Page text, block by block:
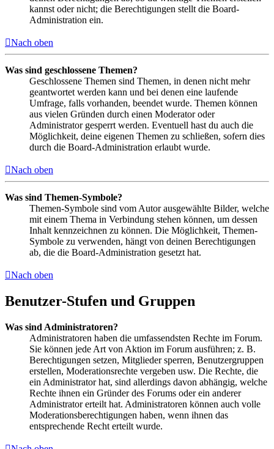
kannst oder nicht; die Berechtigungen stellt die Board-
Administration ein.
Nach oben
Was sind geschlossene Themen?
Geschlossene Themen sind Themen, in denen nicht mehr
geantwortet werden kann und bei denen eine laufende
Umfrage, falls vorhanden, beendet wurde. Themen können
aus vielen Gründen durch einen Moderator oder
Administrator gesperrt werden. Eventuell hast du auch die
Möglichkeit, deine eigenen Themen zu schließen, sofern dies
durch die Board-Administration erlaubt wurde.
Nach oben
Was sind Themen-Symbole?
Themen-Symbole sind vom Autor ausgewählte Bilder, welche
mit einem Thema in Verbindung stehen können, um dessen
Inhalt kennzeichnen zu können. Die Möglichkeit, Themen-
Symbole zu verwenden, hängt von deinen Berechtigungen
ab, die die Board-Administration gesetzt hat.
Nach oben
Benutzer-Stufen und Gruppen
Was sind Administratoren?
Administratoren haben die umfassendsten Rechte im Forum.
Sie können jede Art von Aktion im Forum ausführen; z. B.
Berechtigungen setzen, Mitglieder sperren, Benutzergruppen
erstellen, Moderationsrechte vergeben usw. Die Rechte, die
ein Administrator hat, sind allerdings davon abhängig, welche
Rechte ihnen ein Gründer des Forums oder ein anderer
Administrator erteilt hat. Administratoren können auch volle
Moderationsberechtigungen haben, wenn ihnen das
entsprechende Recht erteilt wurde.